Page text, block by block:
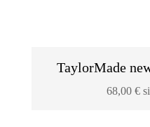
TaylorMade
68,00€